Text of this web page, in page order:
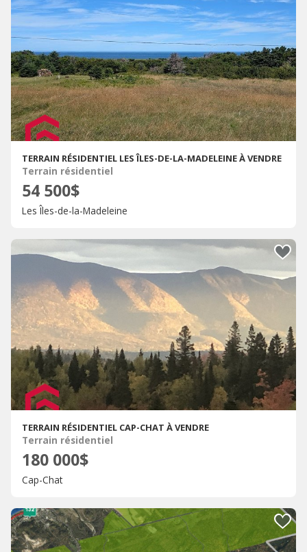
TERRAIN RÉSIDENTIEL LES ÎLES-DE-LA-MADELEINE À VENDRE
Terrain résidentiel
54 500$
Les Îles-de-la-Madeleine
TERRAIN RÉSIDENTIEL CAP-CHAT À VENDRE
Terrain résidentiel
180 000$
Cap-Chat